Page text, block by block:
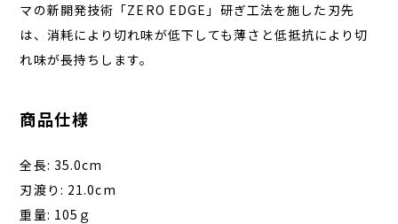
マの新開発技術「ZERO EDGE」研ぎ工法を施した刃先
は、消耗により切れ味が低下しても薄さと低抵抗により切
れ味が長持ちします。
商品仕様
全長: 35.0cm
刃渡り: 21.0cm
重量: 105ｇ